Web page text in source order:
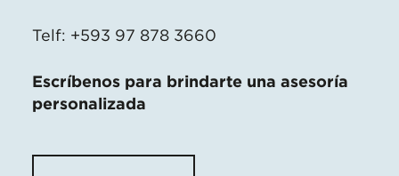
Telf: +593 97 878 3660
Escríbenos para brindarte una asesoría
personalizada